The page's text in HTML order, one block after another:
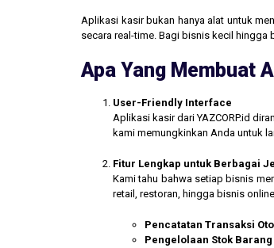
Aplikasi kasir bukan hanya alat untuk
secara real-time. Bagi bisnis kecil
Apa Yang Membuat
User-Friendly Interface
Aplikasi kasir dari YAZCORP.id
kami memungkinkan Anda untuk
Fitur Lengkap untuk Berbagai
Kami tahu bahwa setiap bisnis
retail, restoran, hingga bisnis
Pencatatan Transaksi
Pengelolaan Stok Barang